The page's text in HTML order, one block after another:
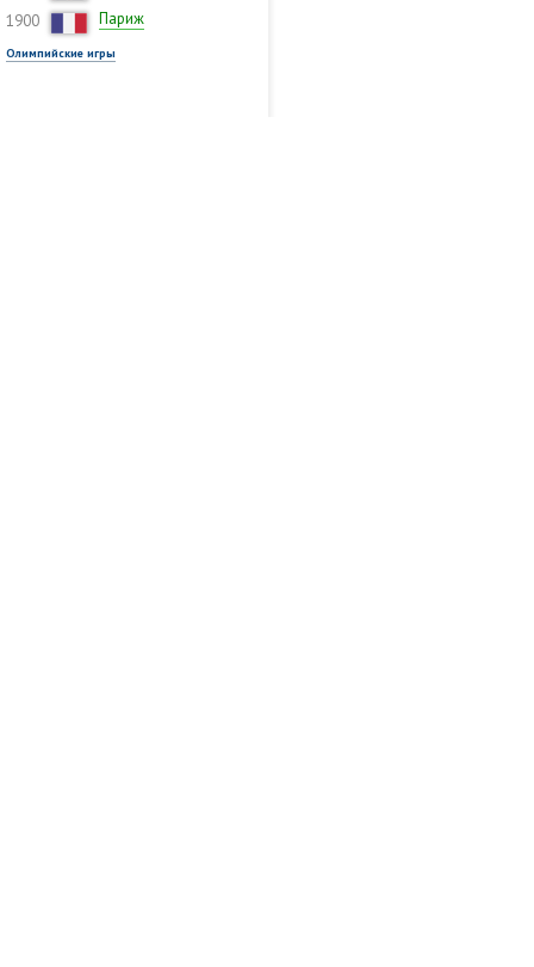
1900
Париж
Олимпийские игры